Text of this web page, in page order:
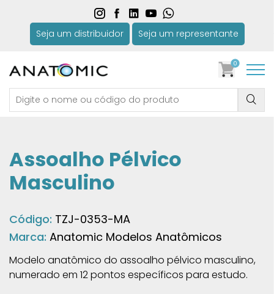
Seja um distribuidor Seja um representante
0
Assoalho Pélvico
Masculino
Código: TZJ-0353-MA
Marca: Anatomic Modelos Anatômicos
Modelo anatômico do assoalho pélvico masculino,
numerado em 12 pontos específicos para estudo.